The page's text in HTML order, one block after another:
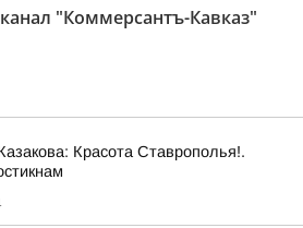
"Коммерсантъ-Кавказ"
Красота Ставрополья!.